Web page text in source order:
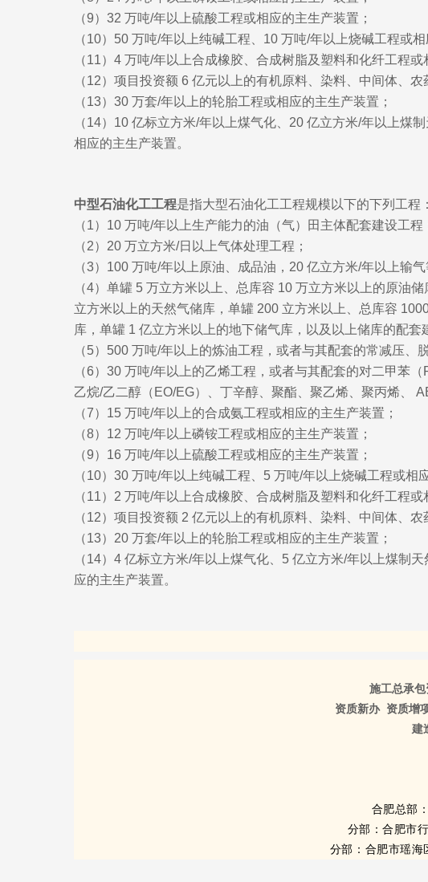
（9）32 万吨/年以上硫酸工程或相应的主生产装置；
（10）50 万吨/年以上纯碱工程、10 万吨/年以上烧碱工程或相
（11）4 万吨/年以上合成橡胶、合成树脂及塑料和化纤工程或
（12）项目投资额 6 亿元以上的有机原料、染料、中间体、
（13）30 万套/年以上的轮胎工程或相应的主生产装置；
（14）10 亿标立方米/年以上煤气化、20 亿立方米/年以上煤
相应的主生产装置。
中型石油化工工程是指大型石油化工工程规模以下的下列工程：
（1）10 万吨/年以上生产能力的油（气）田主体配套建设工程
（2）20 万立方米/日以上气体处理工程；
（3）100 万吨/年以上原油、成品油，20 亿立方米/年以上输
（4）单罐 5 万立方米以上、总库容 10 万立方米以上的原油
立方米以上的天然气储库，单罐 200 立方米以上、总库容
库，单罐 1 亿立方米以上的地下储气库，以及以上储库的配套
（5）500 万吨/年以上的炼油工程，或者与其配套的常减压
（6）30 万吨/年以上的乙烯工程，或者与其配套的对二甲苯
乙烷/乙二醇（EO/EG）、丁辛醇、聚酯、聚乙烯、聚丙烯、
（7）15 万吨/年以上的合成氨工程或相应的主生产装置；
（8）12 万吨/年以上磷铵工程或相应的主生产装置；
（9）16 万吨/年以上硫酸工程或相应的主生产装置；
（10）30 万吨/年以上纯碱工程、5 万吨/年以上烧碱工程或相
（11）2 万吨/年以上合成橡胶、合成树脂及塑料和化纤工程或
（12）项目投资额 2 亿元以上的有机原料、染料、中间体、
（13）20 万套/年以上的轮胎工程或相应的主生产装置；
（14）4 亿标立方米/年以上煤气化、5 亿立方米/年以上煤制
应的主生产装置。
施工总承包
资质新办 资质增
建
合肥总部
分部：合肥市
分部：合肥市瑶海